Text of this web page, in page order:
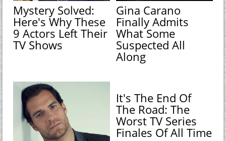
Mystery Solved:
Here's Why These
9 Actors Left Their
TV Shows
Gina Carano
Finally Admits
What Some
Suspected All
Along
It's The End Of
The Road: The
Worst TV Series
Finales Of All Time